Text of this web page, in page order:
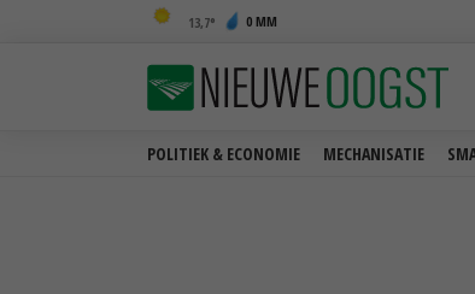
13,7 0 MM
POLITIEK & ECONOMIE MECHANISATIE